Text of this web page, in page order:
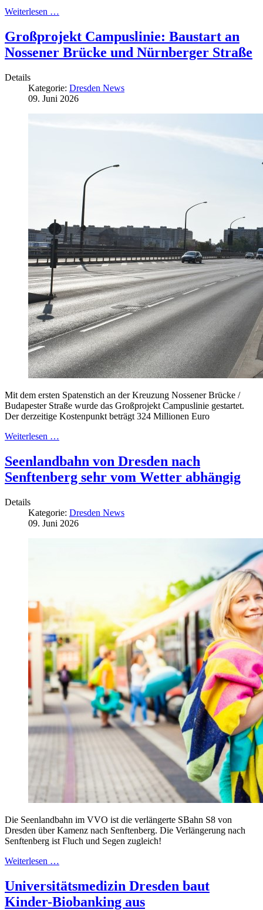
Weiterlesen …
Großprojekt Campuslinie: Baustart an
Nossener Brücke und Nürnberger Straße
Details
Kategorie: Dresden News
09. Juni 2026
Mit dem ersten Spatenstich an der Kreuzung Nossener Brücke /
Budapester Straße wurde das Großprojekt Campuslinie gestartet.
Der derzeitige Kostenpunkt beträgt 324 Millionen Euro
Weiterlesen …
Seenlandbahn von Dresden nach
Senftenberg sehr vom Wetter abhängig
Details
Kategorie: Dresden News
09. Juni 2026
Die Seenlandbahn im VVO ist die verlängerte SBahn S8 von
Dresden über Kamenz nach Senftenberg. Die Verlängerung nach
Senftenberg ist Fluch und Segen zugleich!
Weiterlesen …
Universitätsmedizin Dresden baut
Kinder-Biobanking aus